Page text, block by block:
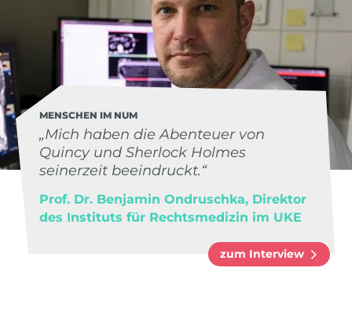
MENSCHEN IM NUM
„Mich haben die Abenteuer von
Quincy und Sherlock Holmes
seinerzeit beeindruckt.“
Prof. Dr. Benjamin Ondruschka, Direktor
des Instituts für Rechtsmedizin im UKE
zum Interview